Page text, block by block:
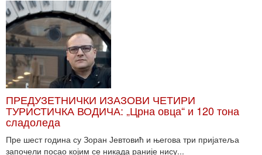
ПРЕДУЗЕТНИЧКИ ИЗАЗОВИ ЧЕТИРИ
ТУРИСТИЧКА ВОДИЧА: „Црна овца“ и 120 тона
сладоледа
Пре шест година су Зоран Јевтовић и његова три пријатеља
започели посао којим се никада раније нису...